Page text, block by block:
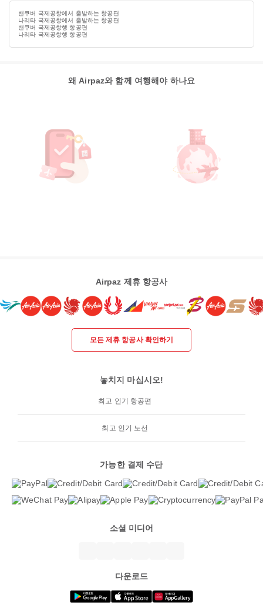
밴쿠버 국제공항에서 출발하는 항공편
나리타 국제공항에서 출발하는 항공편
밴쿠버 국제공항행 항공편
나리타 국제공항행 항공편
왜 Airpaz와 함께 여행해야 하나요
Airpaz 제휴 항공사
모든 제휴 항공사 확인하기
놓치지 마십시오!
최고 인기 항공편
최고 인기 노선
가능한 결제 수단
소셜 미디어
다운로드